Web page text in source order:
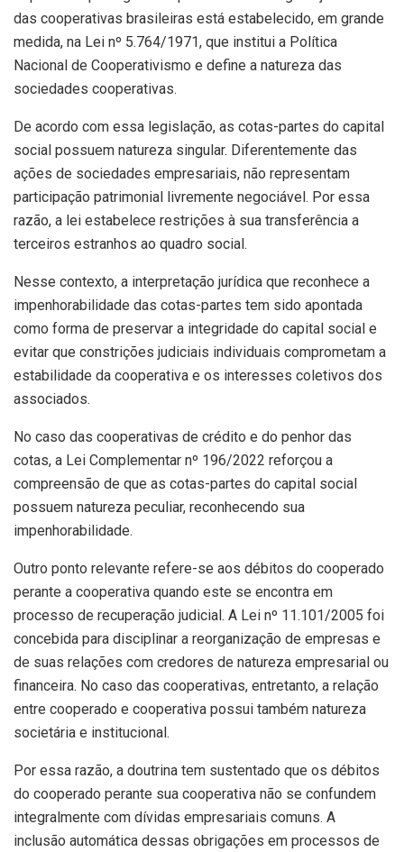
das cooperativas brasileiras está estabelecido, em grande
medida, na Lei nº 5.764/1971, que institui a Política
Nacional de Cooperativismo e define a natureza das
sociedades cooperativas.
De acordo com essa legislação, as cotas-partes do capital
social possuem natureza singular. Diferentemente das
ações de sociedades empresariais, não representam
participação patrimonial livremente negociável. Por essa
razão, a lei estabelece restrições à sua transferência a
terceiros estranhos ao quadro social.
Nesse contexto, a interpretação jurídica que reconhece a
impenhorabilidade das cotas-partes tem sido apontada
como forma de preservar a integridade do capital social e
evitar que constrições judiciais individuais comprometam a
estabilidade da cooperativa e os interesses coletivos dos
associados.
No caso das cooperativas de crédito e do penhor das
cotas, a Lei Complementar nº 196/2022 reforçou a
compreensão de que as cotas-partes do capital social
possuem natureza peculiar, reconhecendo sua
impenhorabilidade.
Outro ponto relevante refere-se aos débitos do cooperado
perante a cooperativa quando este se encontra em
processo de recuperação judicial. A Lei nº 11.101/2005 foi
concebida para disciplinar a reorganização de empresas e
de suas relações com credores de natureza empresarial ou
financeira. No caso das cooperativas, entretanto, a relação
entre cooperado e cooperativa possui também natureza
societária e institucional.
Por essa razão, a doutrina tem sustentado que os débitos
do cooperado perante sua cooperativa não se confundem
integralmente com dívidas empresariais comuns. A
inclusão automática dessas obrigações em processos de